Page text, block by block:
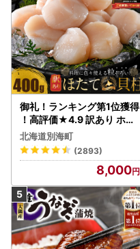
御礼！ランキング第1位獲得
！高評価★4.9 訳あり ホタ
テ 400g（ほたて 帆立 貝柱
冷凍 ）
北海道別海町
(2893)
8,000